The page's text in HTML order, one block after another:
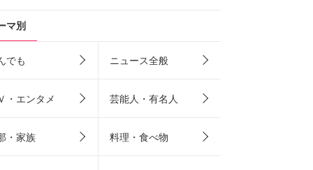
マ別
でも ニュース全般
・エンタメ 芸能人・有名人
・家族 料理・食べ物